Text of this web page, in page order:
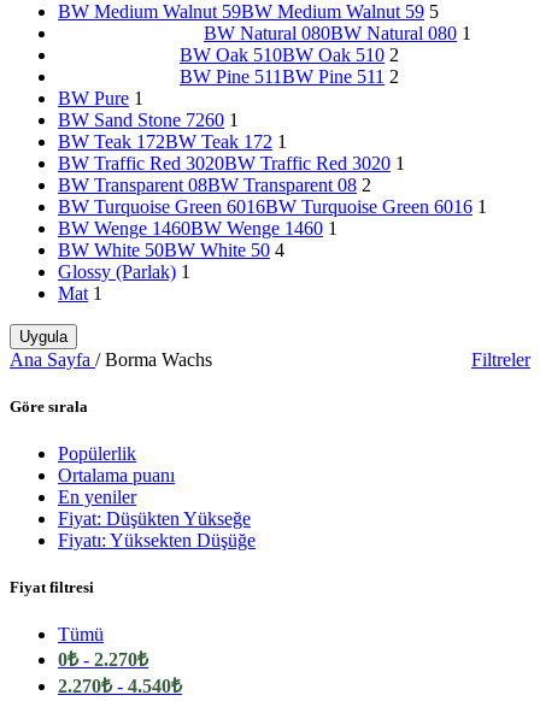
BW Medium Walnut 59BW Medium Walnut 59 5
BW Natural 080BW Natural 080 1
BW Oak 510BW Oak 510 2
BW Pine 511BW Pine 511 2
BW Pure 1
BW Sand Stone 7260 1
BW Teak 172BW Teak 172 1
BW Traffic Red 3020BW Traffic Red 3020 1
BW Transparent 08BW Transparent 08 2
BW Turquoise Green 6016BW Turquoise Green 6016 1
BW Wenge 1460BW Wenge 1460 1
BW White 50BW White 50 4
Glossy (Parlak) 1
Mat 1
Uygula
Ana Sayfa / Borma Wachs Filtreler
Göre sırala
Popülerlik
Ortalama puanı
En yeniler
Fiyat: Düşükten Yükseğe
Fiyatı: Yüksekten Düşüğe
Fiyat filtresi
Tümü
0₺- 2.270₺
2.270₺- 4.540₺